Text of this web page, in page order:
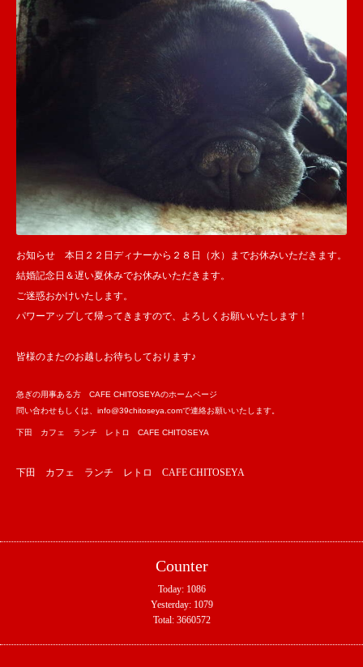
お知らせ 本日２２日ディナーから２８日（水）までお休みいただきます。
結婚記念日＆遅い夏休みでお休みいただきます。
ご迷惑おかけいたします。
パワーアップして帰ってきますので、よろしくお願いいたします！
皆様のまたのお越しお待ちしております♪
急ぎの用事ある方 CAFE CHITOSEYAのホームページ
問い合わせもしくは、info@39chitoseya.comで連絡お願いいたします。
下田 カフェ ランチ レトロ CAFE CHITOSEYA
下田 カフェ ランチ レトロ CAFE CHITOSEYA
Counter
Today: 1086
Yesterday: 1079
Total: 3660572